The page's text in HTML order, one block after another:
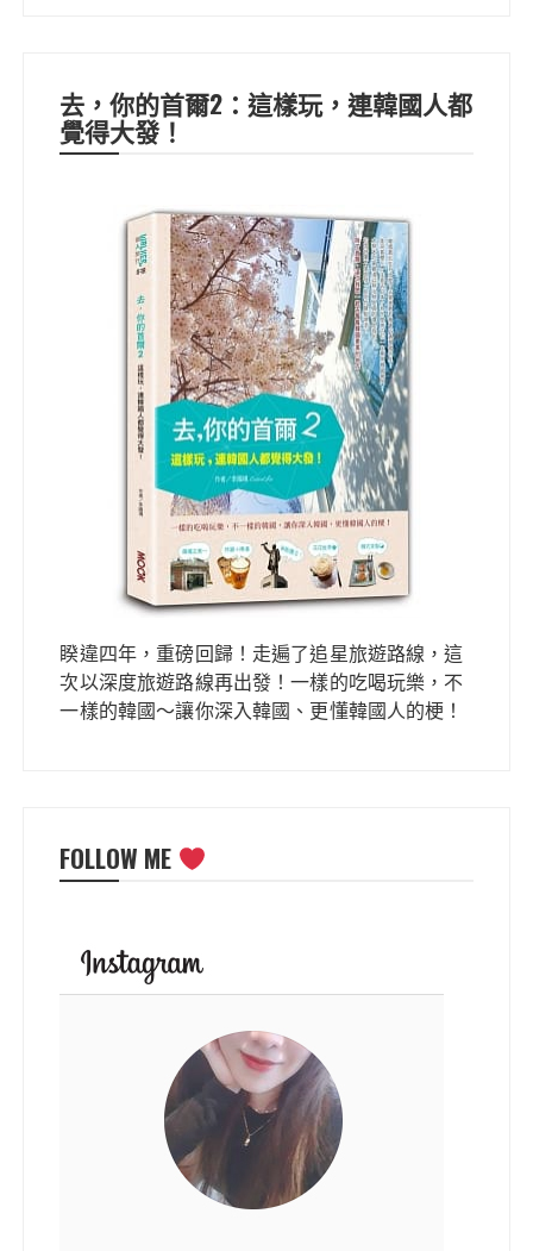
去，你的首爾2：這樣玩，連韓國人都
覺得大發！
睽違四年，重磅回歸！走遍了追星旅遊路線，這
次以深度旅遊路線再出發！一樣的吃喝玩樂，不
一樣的韓國～讓你深入韓國、更懂韓國人的梗！
FOLLOW ME